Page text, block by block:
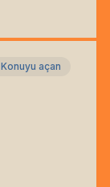
Konuyu açan